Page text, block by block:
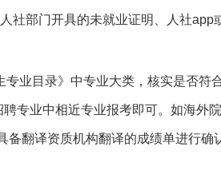
社部门开具的未就业证明、人社app
目录》中专业大类，核实是否符合
专业中相近专业报考即可。如海外
翻译资质机构翻译的成绩单进行确